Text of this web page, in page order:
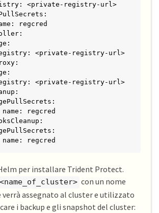
<private-registry-url>
regcred
<private-registry-url>
<private-registry-url>
name: regcred
name: regcred
per installare Trident Protect.
<name_of_cluster> con un nome
verrà assegnato al cluster e utilizzato
i backup e gli snapshot del cluster: